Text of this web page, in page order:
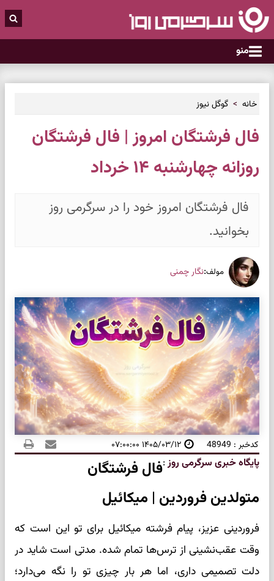
منو
خانه گوگل نیوز
فال فرشتگان امروز | فال فرشتگان
روزانه چهارشنبه ۱۴ خرداد
فال فرشتگان امروز خود را در سرگرمی روز
بخوانید.
مولف:نگار چمنی
کدخبر : 48949 ۱۴۰۵/۰۳/۱۲ ۰۷:۰۰:۰۰
پایگاه خبری سرگرمی روز:فال فرشتگان
متولدین فروردین | میکائیل
فروردینی عزیز، پیام فرشته میکائیل برای تو این است که
وقت عقب‌نشینی از ترس‌ها تمام شده. مدتی است شاید در
دلت تصمیمی داری، اما هر بار چیزی تو را نگه می‌دارد؛